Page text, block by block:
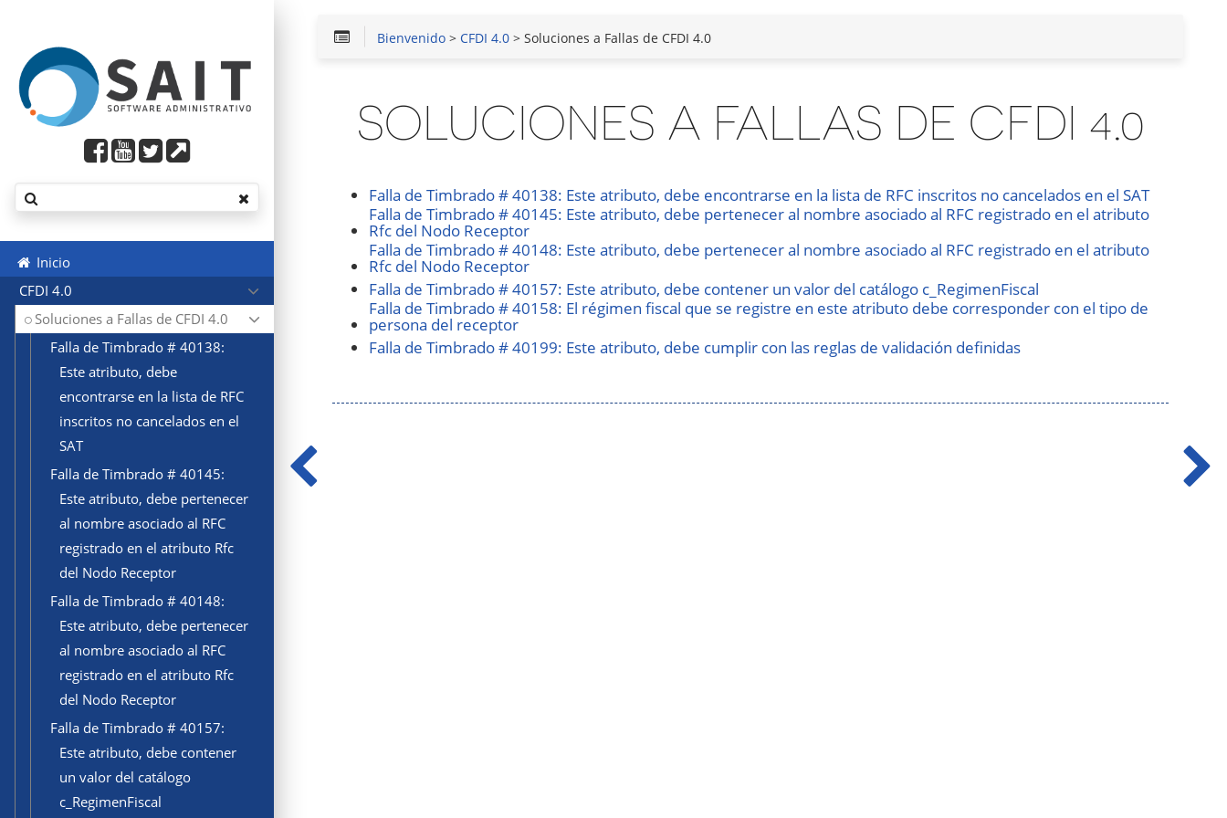
Inicio
CFDI 4.0
Soluciones a Fallas de CFDI 4.0
Falla de Timbrado # 40138:
Este atributo, debe
encontrarse en la lista de RFC
inscritos no cancelados en el
SAT
Falla de Timbrado # 40145:
Este atributo, debe pertenecer
al nombre asociado al RFC
registrado en el atributo Rfc
del Nodo Receptor
Falla de Timbrado # 40148:
Este atributo, debe pertenecer
al nombre asociado al RFC
registrado en el atributo Rfc
del Nodo Receptor
Falla de Timbrado # 40157:
Este atributo, debe contener
un valor del catálogo
c_RegimenFiscal
Bienvenido >CFDI 4.0 > Soluciones a Fallas de CFDI 4.0
SOLUCIONES A FALLAS DE CFDI 4.0
Falla de Timbrado # 40138: Este atributo, debe encontrarse en la lista de RFC inscritos no cancelados en el SAT
Falla de Timbrado # 40145: Este atributo, debe pertenecer al nombre asociado al RFC registrado en el atributo
Rfc del Nodo Receptor
Falla de Timbrado # 40148: Este atributo, debe pertenecer al nombre asociado al RFC registrado en el atributo
Rfc del Nodo Receptor
Falla de Timbrado # 40157: Este atributo, debe contener un valor del catálogo c_RegimenFiscal
Falla de Timbrado # 40158: El régimen fiscal que se registre en este atributo debe corresponder con el tipo de
persona del receptor
Falla de Timbrado # 40199: Este atributo, debe cumplir con las reglas de validación definidas